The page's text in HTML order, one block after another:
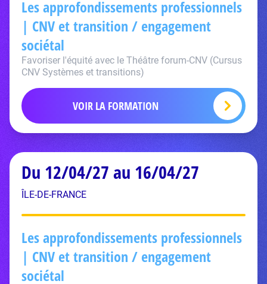
Les approfondissements professionnels
| CNV et transition / engagement
sociétal
Favoriser l'équité avec le Théâtre forum-CNV (Cursus
CNV Systèmes et transitions)
VOIR LA FORMATION
Du 12/04/27 au 16/04/27
ÎLE-DE-FRANCE
Les approfondissements professionnels
| CNV et transition / engagement
sociétal